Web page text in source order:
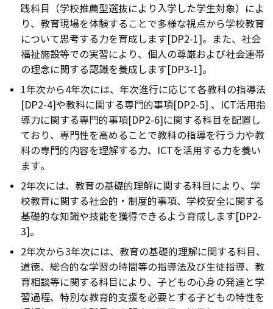
践科目（学校推薦型選抜により入学した学生対象）によ
り、教育現場を体験することで多様な視点から学校教育
について思考する力を育成します[DP2-1]。また、社会
福祉施設等での実習により、個人の尊厳および社会連帯
の理念に関する認識を養成します[DP3-1]。
1年次から4年次には、年次進行に応じて各教科の指導法
[DP2-4]や教科に関する専門的事項[DP2-5] 、ICT活用指
導力に関する専門的事項[DP2-6]に関する科目を配置し
ており、専門性を高めることで教科の指導を行う力や教
科の専門的内容を理解する力、ICTを活用する力を養い
ます。
2年次には、教育の基礎的理解に関する科目により、学
校教育に関する社会的・制度的事項、学校安全に関する
基礎的な知識や技能を獲得できるよう育成します[DP2-
3]。
2年次から3年次には、教育の基礎的理解に関する科目、
道徳、総合的な学習の時間等の指導法及び生徒指導、教
育相談等に関する科目により、子どもの心身の発達と学
習過程、特別な教育的支援を必要とする子どもの特性を